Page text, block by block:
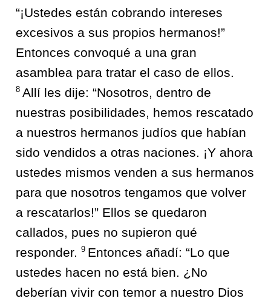
“¡Ustedes están cobrando intereses
excesivos a sus propios hermanos!”
Entonces convoqué a una gran
asamblea para tratar el caso de ellos.
8 Allí les dije: “Nosotros, dentro de
nuestras posibilidades, hemos rescatado
a nuestros hermanos judíos que habían
sido vendidos a otras naciones. ¡Y ahora
ustedes mismos venden a sus hermanos
para que nosotros tengamos que volver
a rescatarlos!” Ellos se quedaron
callados, pues no supieron qué
responder. 9 Entonces añadí: “Lo que
ustedes hacen no está bien. ¿No
deberían vivir con temor a nuestro Dios